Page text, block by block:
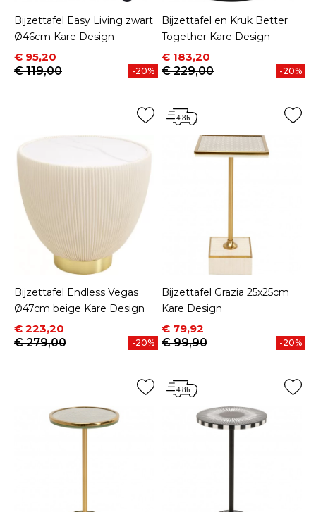
Bijzettafel Easy Living zwart
Ø46cm Kare Design
Prijs
€ 95,20
Normale prijs
€ 119,00
-20%
Bijzettafel en Kruk Better
Together Kare Design
Prijs
€ 183,20
Normale prijs
€ 229,00
-20%
Bijzettafel Endless Vegas
Ø47cm beige Kare Design
Prijs
€ 223,20
Normale prijs
€ 279,00
-20%
Bijzettafel Grazia 25x25cm
Kare Design
Prijs
€ 79,92
Normale prijs
€ 99,90
-20%